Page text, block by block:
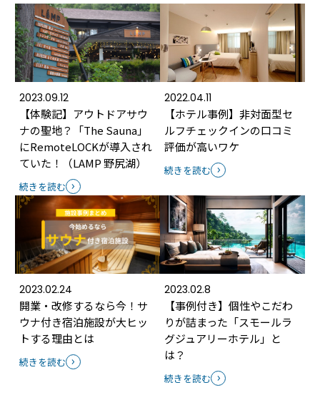
2023.09.12
【体験記】アウトドアサウ
ナの聖地？「The Sauna」
にRemoteLOCKが導入され
ていた！（LAMP 野尻湖）
続きを読む
2022.04.11
【ホテル事例】非対面型セ
ルフチェックインの口コミ
評価が高いワケ
続きを読む
2023.02.24
開業・改修するなら今！サ
ウナ付き宿泊施設が大ヒッ
トする理由とは
続きを読む
2023.02.8
【事例付き】個性やこだわ
りが詰まった「スモールラ
グジュアリーホテル」と
は？
続きを読む